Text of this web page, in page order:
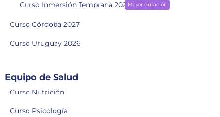
Curso Inmersión Temprana 2028Mayor duración
Curso Córdoba 2027
Curso Uruguay 2026
Equipo de Salud
Curso Nutrición
Curso Psicología